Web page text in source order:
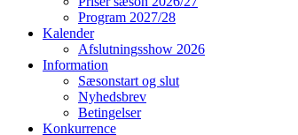
Program 2027/28
Kalender
Afslutningsshow 2026
Information
Sæsonstart og slut
Nyhedsbrev
Betingelser
Konkurrence